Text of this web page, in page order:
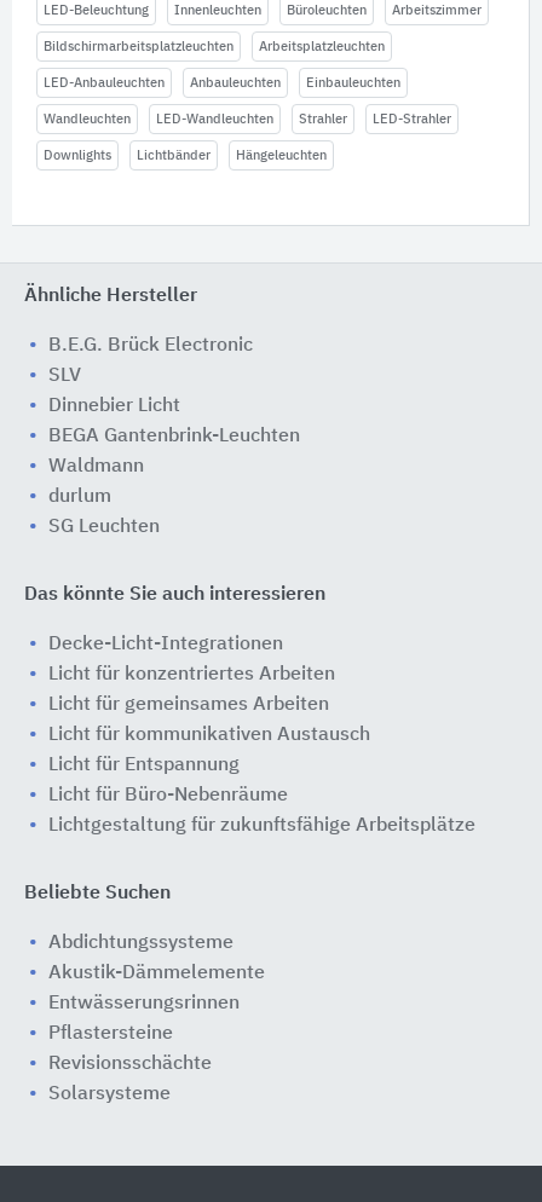
LED-Beleuchtung Innenleuchten Büroleuchten Arbeitszimmer
Bildschirmarbeitsplatzleuchten Arbeitsplatzleuchten
LED-Anbauleuchten Anbauleuchten Einbauleuchten
Wandleuchten LED-Wandleuchten Strahler LED-Strahler
Downlights Lichtbänder Hängeleuchten
Ähnliche Hersteller
B.E.G. Brück Electronic
SLV
Dinnebier Licht
BEGA Gantenbrink-Leuchten
Waldmann
durlum
SG Leuchten
Das könnte Sie auch interessieren
Decke-Licht-Integrationen
Licht für konzentriertes Arbeiten
Licht für gemeinsames Arbeiten
Licht für kommunikativen Austausch
Licht für Entspannung
Licht für Büro-Nebenräume
Lichtgestaltung für zukunftsfähige Arbeitsplätze
Beliebte Suchen
Abdichtungssysteme
Akustik-Dämmelemente
Entwässerungsrinnen
Pflastersteine
Revisionsschächte
Solarsysteme